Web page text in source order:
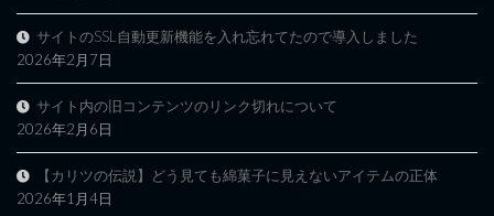
サイトのSSL自動更新機能を入れ忘れてたので導入しました
2026年2月7日
サイト内の旧コンテンツのリンク切れについて
2026年2月6日
【カリツの伝説】どう見ても綿菓子に見えないアイテムの正体
2026年1月4日